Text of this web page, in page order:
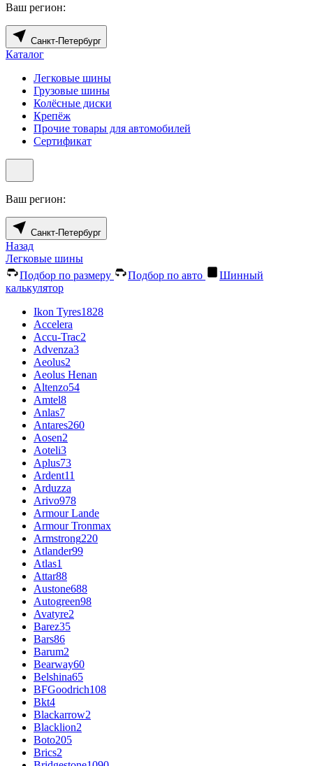
Ваш регион:
Санкт-Петербург
Каталог
Легковые шины
Грузовые шины
Колёсные диски
Крепёж
Прочие товары для автомобилей
Сертификат
Ваш регион:
Санкт-Петербург
Назад
Легковые шины
Подбор по размеру
Подбор по авто
Шинный
калькулятор
Ikon Tyres1828
Accelera
Accu-Trac2
Advenza3
Aeolus2
Aeolus Henan
Altenzo54
Amtel8
Anlas7
Antares260
Aosen2
Aoteli3
Aplus73
Ardent11
Arduzza
Arivo978
Armour Lande
Armour Tronmax
Armstrong220
Atlander99
Atlas1
Attar88
Austone688
Autogreen98
Avatyre2
Barez35
Bars86
Barum2
Bearway60
Belshina65
BFGoodrich108
Bkt4
Blackarrow2
Blacklion2
Boto205
Brics2